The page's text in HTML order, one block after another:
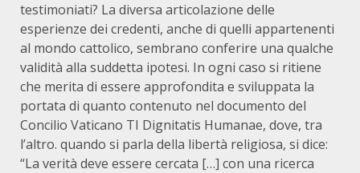
testimoniati? La diversa articolazione delle
esperienze dei credenti, anche di quelli appartenenti
al mondo cattolico, sembrano conferire una qualche
validità alla suddetta ipotesi. In ogni caso si ritiene
che merita di essere approfondita e sviluppata la
portata di quanto contenuto nel documento del
Concilio Vaticano TI Dignitatis Humanae, dove, tra
l’altro. quando si parla della libertà religiosa, si dice:
“La verità deve essere cercata […] con una ricerca